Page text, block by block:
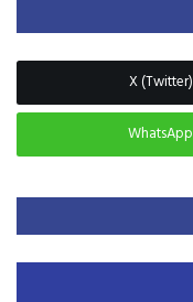
X (Twitter)
WhatsApp